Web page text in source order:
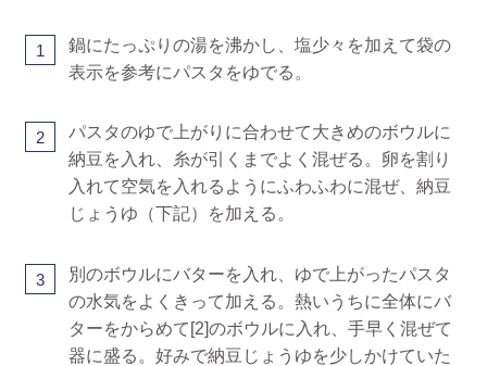
1
鍋にたっぷりの湯を沸かし、塩少々を加えて袋の
表示を参考にパスタをゆでる。
2
パスタのゆで上がりに合わせて大きめのボウルに
納豆を入れ、糸が引くまでよく混ぜる。卵を割り
入れて空気を入れるようにふわふわに混ぜ、納豆
じょうゆ（下記）を加える。
3
別のボウルにバターを入れ、ゆで上がったパスタ
の水気をよくきって加える。熱いうちに全体にバ
ターをからめて[2]のボウルに入れ、手早く混ぜて
器に盛る。好みで納豆じょうゆを少しかけていた